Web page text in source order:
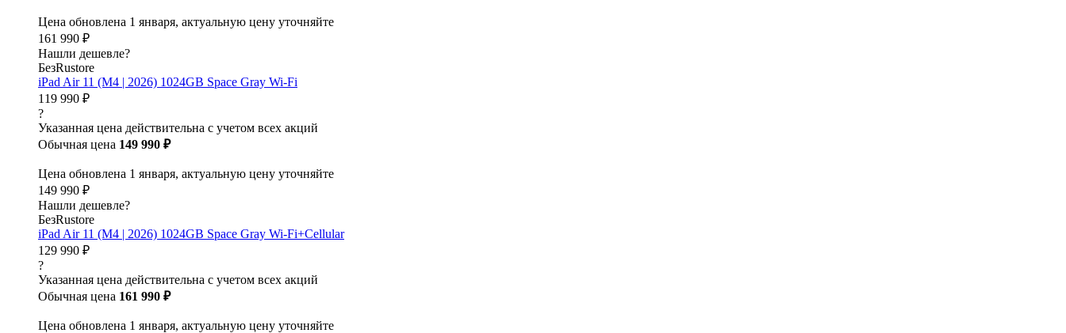
Цена обновлена 1 января, актуальную цену уточняйте
161 990 ₽
Нашли дешевле?
БезRustore
iPad Air 11 (M4 | 2026) 1024GB Space Gray Wi-Fi
119 990 ₽
?
Указанная цена действительна с учетом всех акций
Обычная цена 149 990 ₽
Цена обновлена 1 января, актуальную цену уточняйте
149 990 ₽
Нашли дешевле?
БезRustore
iPad Air 11 (M4 | 2026) 1024GB Space Gray Wi-Fi+Cellular
129 990 ₽
?
Указанная цена действительна с учетом всех акций
Обычная цена 161 990 ₽
Цена обновлена 1 января, актуальную цену уточняйте